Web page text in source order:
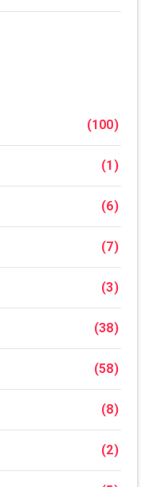
(100)
(1)
(6)
(7)
(3)
(38)
(58)
(8)
(2)